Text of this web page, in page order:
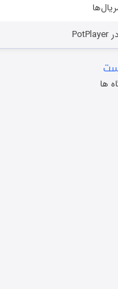
ها